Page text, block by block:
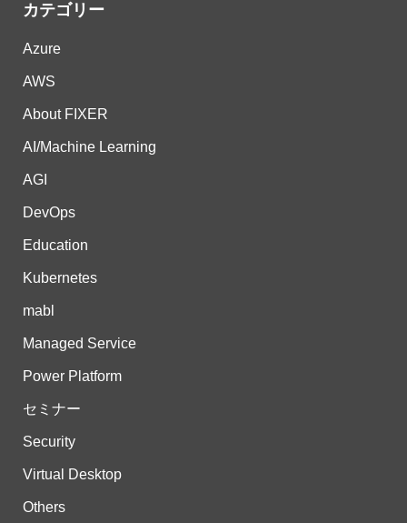
カテゴリー
Azure
AWS
About FIXER
AI/Machine Learning
AGI
DevOps
Education
Kubernetes
mabl
Managed Service
Power Platform
セミナー
Security
Virtual Desktop
Others